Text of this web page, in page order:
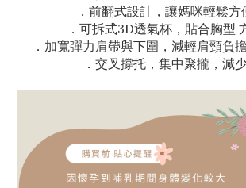
．前翻式設計，讓媽咪輕鬆方
．可拆式3D透氣杯，貼合胸型
．加寬彈力肩帶與下圍，減輕肩頸負
．交叉撐托，集中聚攏，減